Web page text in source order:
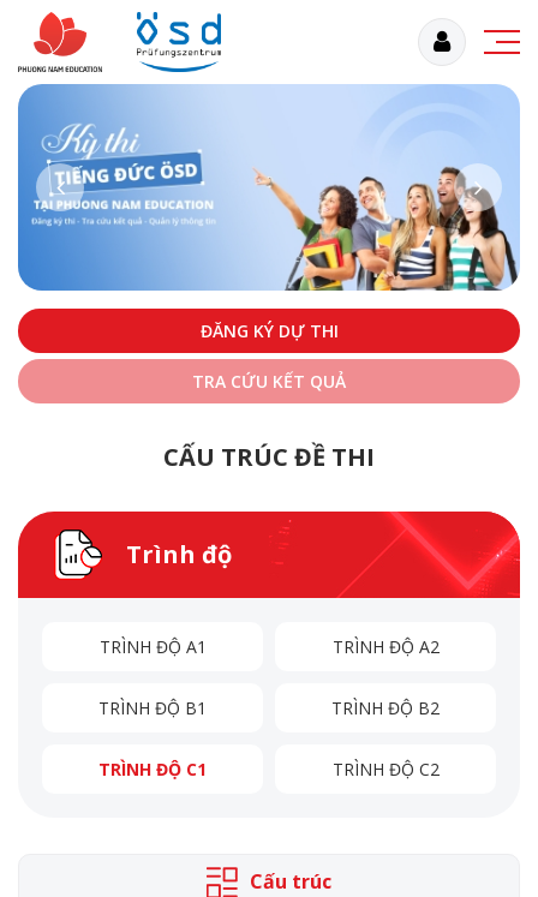
ĐĂNG KÝ DỰ THI
TRA CỨU KẾT QUẢ
CẤU TRÚC ĐỀ THI
Trình độ
TRÌNH ĐỘ A1 TRÌNH ĐỘ A2
TRÌNH ĐỘ B1 TRÌNH ĐỘ B2
TRÌNH ĐỘ C1 TRÌNH ĐỘ C2
Cấu trúc